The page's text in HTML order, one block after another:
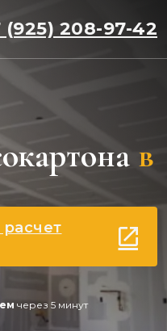
(925) 208-97-42
в
через 5 минут